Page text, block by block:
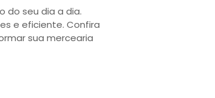
do seu dia a dia.
e eficiente. Confira
sua mercearia